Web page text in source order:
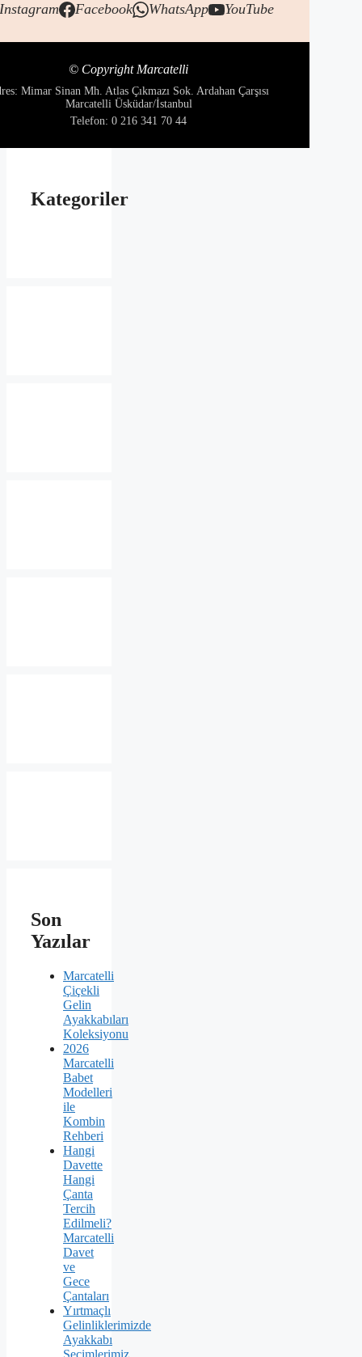
Instagram Facebook WhatsApp YouTube
© Copyright Marcatelli
Mimar Sinan Mh. Atlas Çıkmazı Sok. Ardahan Çarşısı
Marcatelli Üsküdar/İstanbul
Telefon: 0 216 341 70 44
Kategoriler
Son
Yazılar
Marcatelli
Çiçekli
Gelin
Ayakkabıları
Koleksiyonu
2026
Marcatelli
Babet
Modelleri
ile
Kombin
Rehberi
Hangi
Davette
Hangi
Çanta
Tercih
Edilmeli?
Marcatelli
Davet
ve
Gece
Çantaları
Yırtmaçlı
Gelinliklerimizde
Ayakkabı
Seçimlerimiz